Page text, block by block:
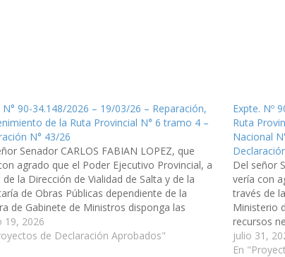
N° 90-34.148/2026 – 19/03/26 – Reparación,
de la Ruta Provincial N° 6 tramo 4 –
N° 43/26
Senador CARLOS FABIAN LOPEZ, que
agrado que el Poder Ejecutivo Provincial, a
la Dirección de Vialidad de Salta y de la
de Obras Públicas dependiente de la
de Gabinete de Ministros disponga las
y recursos necesarios para las obras viales
19, 2026
de Declaración Aprobados"
Expte. Nº
Ruta
Nacional
Del señor
vería con
través de
Ministerio
recursos
la Ruta
julio 31,
En